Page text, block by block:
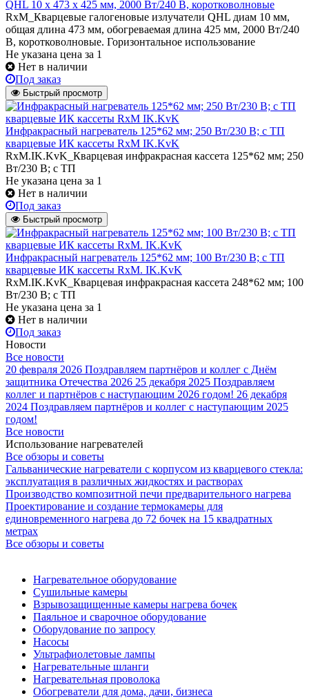
QHL 10 х 473 х 425 мм, 2000 Вт/240 В, коротковолновые
RxM_Кварцевые галогеновые излучатели QHL диам 10 мм,
общая длина 473 мм, обогреваемая длина 425 мм, 2000 Вт/240
В, коротковолновые. Горизонтальное использование
Не указана цена за 1
Нет в наличии
Под заказ
Быстрый просмотр
Инфракрасный нагреватель 125*62 мм; 250 Вт/230 В; с ТП
кварцевые ИК кассеты RxM IK.KvK
RxM.IK.KvK_Кварцевая инфракрасная кассета 125*62 мм; 250
Вт/230 В; с ТП
Не указана цена за 1
Нет в наличии
Под заказ
Быстрый просмотр
Инфракрасный нагреватель 125*62 мм; 100 Вт/230 В; с ТП
кварцевые ИК кассеты RxM. IK.KvK
RxM.IK.KvK_Кварцевая инфракрасная кассета 248*62 мм; 100
Вт/230 В; с ТП
Не указана цена за 1
Нет в наличии
Под заказ
Новости
Все новости
20 февраля 2026 Поздравляем партнёров и коллег с Днём
защитника Отечества 2026 25 декабря 2025 Поздравляем
коллег и партнёров с наступающим 2026 годом! 26 декабря
2024 Поздравляем партнёров и коллег с наступающим 2025
годом!
Все новости
Использование нагревателей
Все обзоры и советы
Гальванические нагреватели с корпусом из кварцевого стекла:
эксплуатация в различных жидкостях и растворах
Производство композитной печи предварительного нагрева
Проектирование и создание термокамеры для
единовременного нагрева до 72 бочек на 15 квадратных
метрах
Все обзоры и советы
Нагревательное оборудование
Сушильные камеры
Взрывозащищенные камеры нагрева бочек
Паяльное и сварочное оборудование
Оборудование по запросу
Насосы
Ультрафиолетовые лампы
Нагревательные шланги
Нагревательная проволока
Обогреватели для дома, дачи, бизнеса